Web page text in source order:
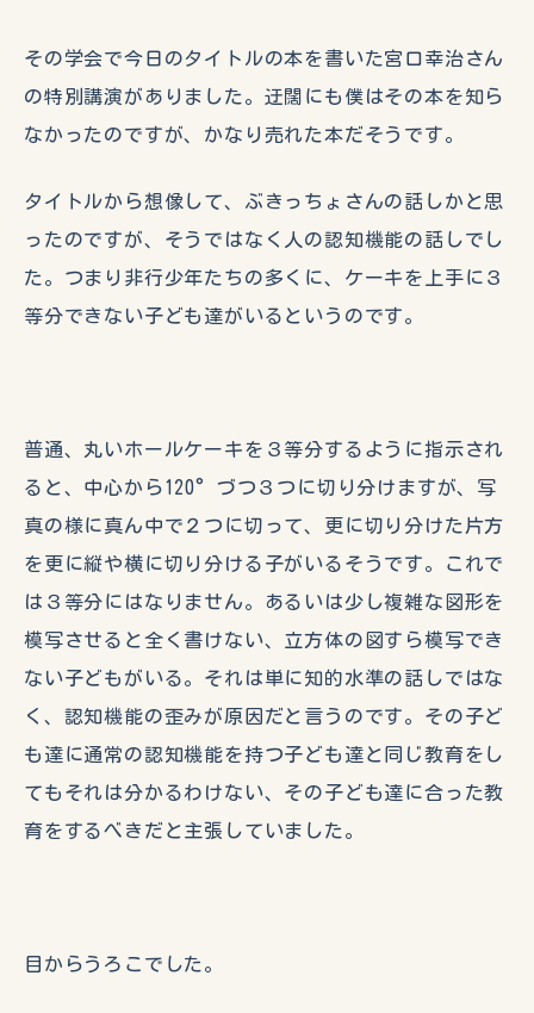
その学会で今日のタイトルの本を書いた宮口幸治さん
の特別講演がありました。迂闊にも僕はその本を知ら
なかったのですが、かなり売れた本だそうです。
タイトルから想像して、ぶきっちょさんの話しかと思
ったのですが、そうではなく人の認知機能の話しでし
た。つまり非行少年たちの多くに、ケーキを上手に３
等分できない子ども達がいるというのです。
普通、丸いホールケーキを３等分するように指示され
ると、中心から120°づつ３つに切り分けますが、写
真の様に真ん中で２つに切って、更に切り分けた片方
を更に縦や横に切り分ける子がいるそうです。これで
は３等分にはなりません。あるいは少し複雑な図形を
模写させると全く書けない、立方体の図すら模写でき
ない子どもがいる。それは単に知的水準の話しではな
く、認知機能の歪みが原因だと言うのです。その子ど
も達に通常の認知機能を持つ子ども達と同じ教育をし
てもそれは分かるわけない、その子ども達に合った教
育をするべきだと主張していました。
目からうろこでした。